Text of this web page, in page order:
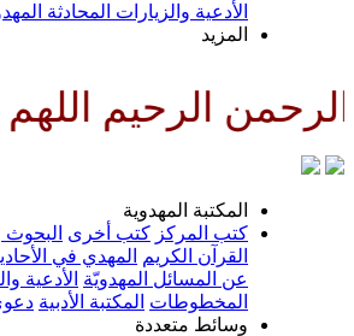
الأدعية والزيارات المحادثة
المزيد
الرحيم اللهم
المكتبة المهدوية
كتب المركز كتب أخرى البحوث
القرآن الكريم
المهدي في
عن المسائل المهدويّة الأدعية
المخطوطات المكتبة الأدبية
وسائط متعددة